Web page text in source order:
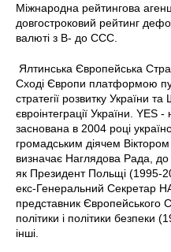
Міжнародна рейтингова
довгостроковий рейтинг
валюті з B- до CCC.
Ялтинська Європейська
Сході Європи платформою
стратегії розвитку України
євроінтеграції України. YES
заснована в 2004 році
громадським діячем Віктором
визначає Наглядова Рада, до
як Президент Польщі (1995-
екс-Генеральний Секретар
представник Європейського
політики і політики безпеки
інші.